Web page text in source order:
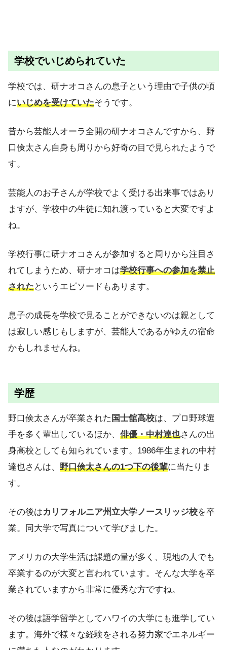
学校でいじめられていた
学校では、研ナオコさんの息子という理由で子供の頃
にいじめを受けていたそうです。
昔から芸能人オーラ全開の研ナオコさんですから、野
口倹太さん自身も周りから好奇の目で見られたようで
す。
芸能人のお子さんが学校でよく受ける出来事ではあり
ますが、学校中の生徒に知れ渡っていると大変ですよ
ね。
学校行事に研ナオコさんが参加すると周りから注目さ
れてしまうため、研ナオコは学校行事への参加を禁止
されたというエピソードもあります。
息子の成長を学校で見ることができないのは親として
は寂しい感じもしますが、芸能人であるがゆえの宿命
かもしれませんね。
学歴
野口倹太さんが卒業された 国士舘高校は、プロ野球選
手を多く輩出しているほか、 俳優・中村達也さんの出
身高校としても知られています。1986年生まれの中村
達也さんは、 野口倹太さんの1つ下の後輩に当たりま
す。
その後はカリフォルニア州立大学ノースリッジ校を卒
業。同大学で写真について学びました。
アメリカの大学生活は課題の量が多く、現地の人でも
卒業するのが大変と言われています。そんな大学を卒
業されていますから非常に優秀な方ですね。
その後は語学留学としてハワイの大学にも進学してい
ます。海外で様々な経験をされる努力家でエネルギー